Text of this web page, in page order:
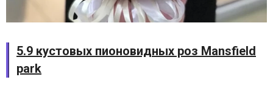
5.9 кустовых пионовидных роз Mansfield
park